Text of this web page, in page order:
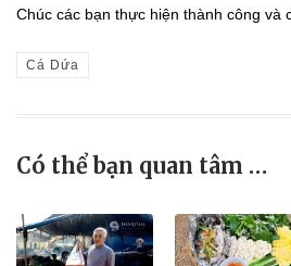
Chúc các bạn thực hiện thành công và
Cá Dứa
Có thể bạn quan tâm …